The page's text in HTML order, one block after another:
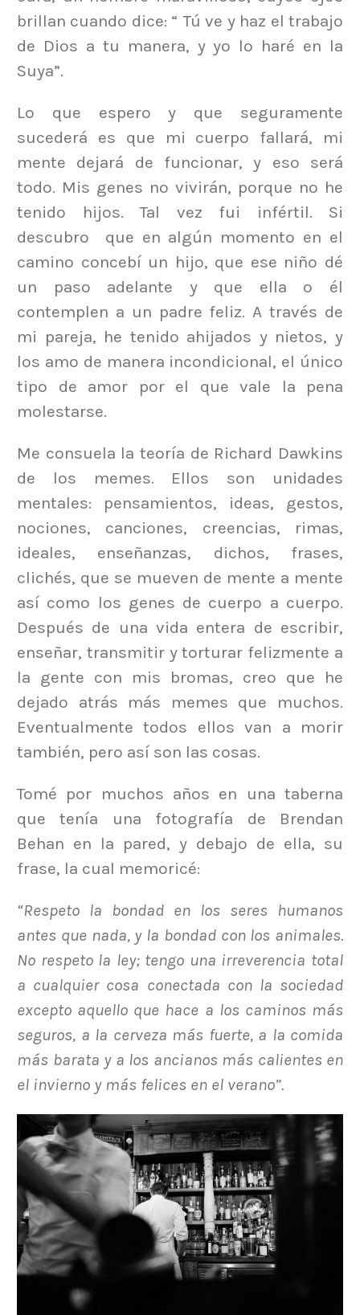
brillan cuando dice: “ Tú ve y haz el trabajo
de Dios a tu manera, y yo lo haré en la
Suya”.
Lo que espero y que seguramente
sucederá es que mi cuerpo fallará, mi
mente dejará de funcionar, y eso será
todo. Mis genes no vivirán, porque no he
tenido hijos. Tal vez fui infértil. Si
descubro que en algún momento en el
camino concebí un hijo, que ese niño dé
un paso adelante y que ella o él
contemplen a un padre feliz. A través de
mi pareja, he tenido ahijados y nietos, y
los amo de manera incondicional, el único
tipo de amor por el que vale la pena
molestarse.
Me consuela la teoría de Richard Dawkins
de los memes. Ellos son unidades
mentales: pensamientos, ideas, gestos,
nociones, canciones, creencias, rimas,
ideales, enseñanzas, dichos, frases,
clichés, que se mueven de mente a mente
así como los genes de cuerpo a cuerpo.
Después de una vida entera de escribir,
enseñar, transmitir y torturar felizmente a
la gente con mis bromas, creo que he
dejado atrás más memes que muchos.
Eventualmente todos ellos van a morir
también, pero así son las cosas.
Tomé por muchos años en una taberna
que tenía una fotografía de Brendan
Behan en la pared, y debajo de ella, su
frase, la cual memoricé:
“Respeto la bondad en los seres humanos
antes que nada, y la bondad con los animales.
No respeto la ley; tengo una irreverencia total
a cualquier cosa conectada con la sociedad
excepto aquello que hace a los caminos más
seguros, a la cerveza más fuerte, a la comida
más barata y a los ancianos más calientes en
el invierno y más felices en el verano”.